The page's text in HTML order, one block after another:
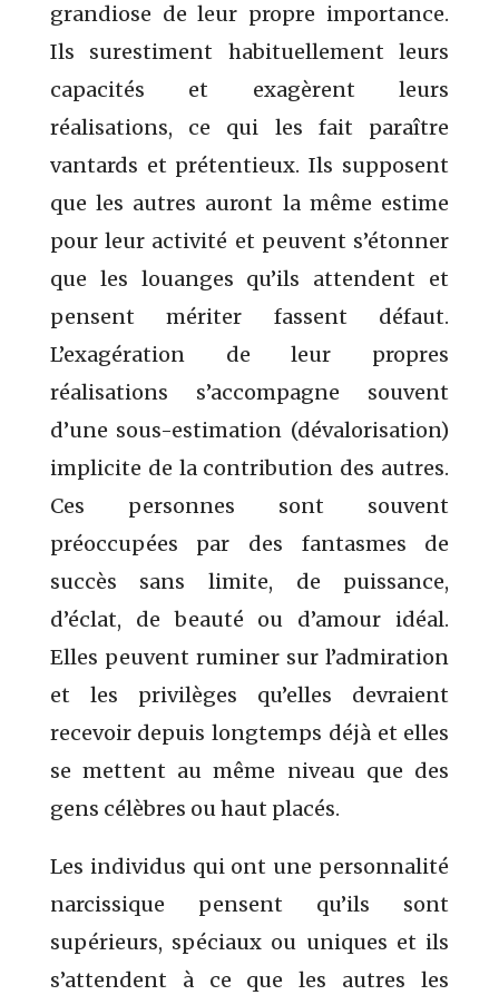
grandiose de leur propre importance.
Ils surestiment habituellement leurs
capacités et exagèrent leurs
réalisations, ce qui les fait paraître
vantards et prétentieux. Ils supposent
que les autres auront la même estime
pour leur activité et peuvent s’étonner
que les louanges qu’ils attendent et
pensent mériter fassent défaut.
L’exagération de leur propres
réalisations s’accompagne souvent
d’une sous-estimation (dévalorisation)
implicite de la contribution des autres.
Ces personnes sont souvent
préoccupées par des fantasmes de
succès sans limite, de puissance,
d’éclat, de beauté ou d’amour idéal.
Elles peuvent ruminer sur l’admiration
et les privilèges qu’elles devraient
recevoir depuis longtemps déjà et elles
se mettent au même niveau que des
gens célèbres ou haut placés.
Les individus qui ont une personnalité
narcissique pensent qu’ils sont
supérieurs, spéciaux ou uniques et ils
s’attendent à ce que les autres les